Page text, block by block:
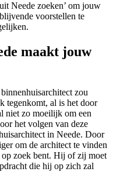
Neede zoeken’ om jouw
voorstellen te
maakt jouw
zou
tegenkomt, al is het door
niet zo moeilijk om een
het volgen van deze
in Neede. Door
om de architect te vinden
zoek bent. Hij of zij moet
die hij op zich zal